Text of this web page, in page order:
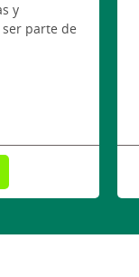
y
ser parte de